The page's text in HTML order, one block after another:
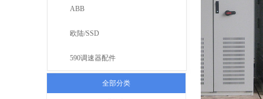
全部分类
ABB
欧陆/SSD
590调速器配件